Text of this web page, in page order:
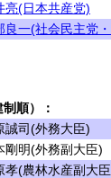
亮(日本共産党)
良一(社会民主党
順）：
司(外務大臣)
明(外務副大臣)
(農林水産副大